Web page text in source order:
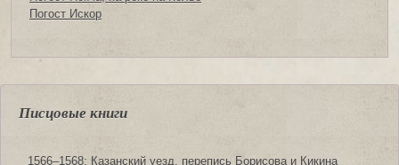
Погост Искор
Писцовые книги
1566‒1568: Казанский уезд, перепись Борисова и Кикина